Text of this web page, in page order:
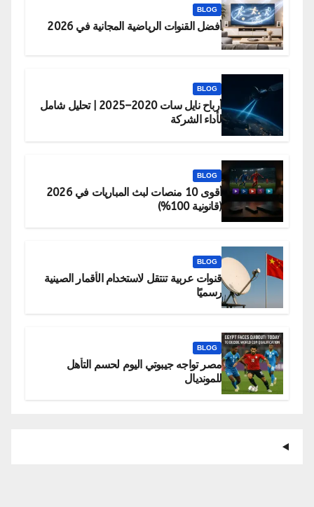
BLOG
أفضل القنوات الرياضية المجانية في 2026
BLOG
أرباح نايل سات 2020–2025 | تحليل شامل
لأداء الشركة
BLOG
أقوى 10 منصات لبث المباريات في 2026
(قانونية 100%)
BLOG
قنوات عربية تنتقل لاستخدام الأقمار الصينية
رسميًا
BLOG
مصر تواجه جيبوتي اليوم لحسم التأهل
للمونديال